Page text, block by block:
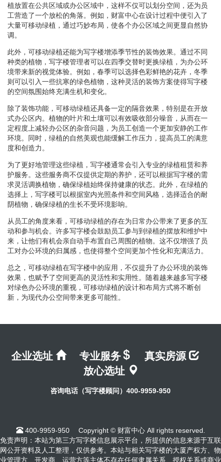
植放置在公共区域或办公区域中，这样不仅可以划分空间，还为员
工营造了一个放松的角落。例如，财富中心在设计过程中便引入了
大量可移动绿植，通过巧妙布局，使各个办公区域之间更显自然协
调。
此外，可移动绿植还能为写字楼增添季节性的装饰效果。通过不同
种类的植物，写字楼管理者可以在四季交替时更换绿植，为办公环
境带来新的视觉体验。例如，春季可以选择色彩鲜艳的花卉，冬季
则可以引入一些抗寒的绿色植物，这种灵活的装饰方案使得写字楼
的空间氛围始终充满生机和变化。
除了装饰功能，可移动绿植还具备一定的隔音效果，特别是在开放
式办公区内。植物的叶片和土壤可以有效吸收部分噪音，从而在一
定程度上减轻办公区的杂音问题，为员工创造一个更加安静的工作
环境。同时，绿植的自然美观也能缓解工作压力，提高员工的满意
度和创造力。
为了更好地管理这些绿植，写字楼通常会引入专业的绿植租赁和养
护服务。这些服务商不仅提供定期的养护，还可以根据写字楼的需
求灵活调换植物，确保绿植始终保持健康的状态。此外，在绿植的
选择上，写字楼可以根据室内光照条件和空间风格，选择适合的耐
阴植物，确保绿植的生长不受环境影响。
从员工的角度来看，可移动绿植的存在为日常办公带来了更多的互
动和参与机会。许多写字楼会鼓励员工参与到绿植的摆放和维护中
来，让他们有机会亲自动手布置自己周围的植物。这不仅增强了员
工对办公环境的归属感，也使得整个空间更加个性化和充满活力。
总之，可移动绿植在写字楼中的应用，不仅提升了办公环境的装饰
效果，也赋予了空间更高的灵活性和实用性。随着越来越多写字楼
对绿色办公环境的重视，可移动绿植的设计和布局方式将不断创
新，为现代办公空间带来更多可能性。
企业选址 专业服务
真实房源
放心选址
咨询电话（写字楼顾问）400-9959-950
400-9959-950 Copyright © 财富中心All rights reserved.
免责声明：本站为第三方写字楼信息展示平台，所提供的信息来源于互联
网公开资料及人工整理，仅供参考。本站与相关写字楼的大厦产权方、物
业管理方、开发商、运营方等主体不存在任何隶属关系、授权关系或商业